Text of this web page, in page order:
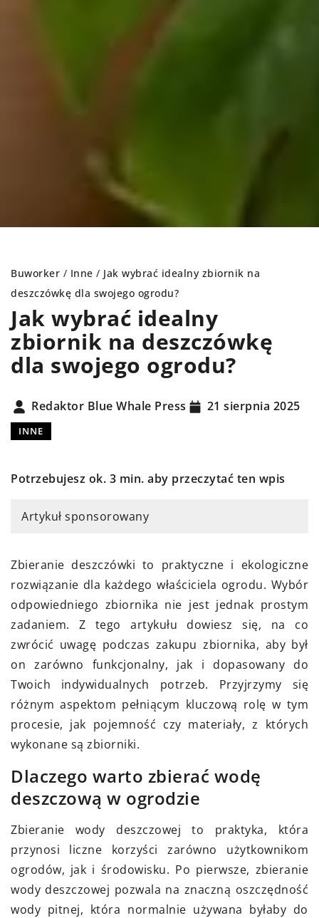
Buworker / Inne / Jak wybrać idealny zbiornik na
deszczówkę dla swojego ogrodu?
Jak wybrać idealny
zbiornik na deszczówkę
dla swojego ogrodu?
Redaktor Blue Whale Press 21 sierpnia 2025
INNE
Potrzebujesz ok. 3 min. aby przeczytać ten wpis
Artykuł sponsorowany
Zbieranie deszczówki to praktyczne i ekologiczne
rozwiązanie dla każdego właściciela ogrodu. Wybór
odpowiedniego zbiornika nie jest jednak prostym
zadaniem. Z tego artykułu dowiesz się, na co
zwrócić uwagę podczas zakupu zbiornika, aby był
on zarówno funkcjonalny, jak i dopasowany do
Twoich indywidualnych potrzeb. Przyjrzymy się
różnym aspektom pełniącym kluczową rolę w tym
procesie, jak pojemność czy materiały, z których
wykonane są zbiorniki.
Dlaczego warto zbierać wodę
deszczową w ogrodzie
Zbieranie wody deszczowej to praktyka, która
przynosi liczne korzyści zarówno użytkownikom
ogrodów, jak i środowisku. Po pierwsze, zbieranie
wody deszczowej pozwala na znaczną oszczędność
wody pitnej, która normalnie używana byłaby do